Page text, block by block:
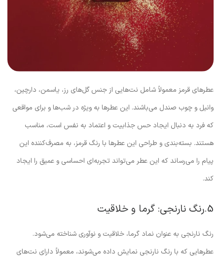
عطرهای قرمز معمولاً شامل نت‌هایی از جنس گل‌های رز، یاسمن، دارچین،
وانیل و چوب صندل می‌باشند. این عطرها به ویژه در شب‌ها و برای مواقعی
که فرد به دنبال ایجاد حس جذابیت و اعتماد به نفس است، مناسب
هستند. بسته‌بندی و طراحی این عطرها با رنگ قرمز، به مصرف‌کننده این
پیام را می‌رساند که این عطر می‌تواند تجربه‌ای احساسی و عمیق را ایجاد
کند.
5.رنگ نارنجی: گرما و خلاقیت
رنگ نارنجی به عنوان نماد گرما، خلاقیت و نوآوری شناخته می‌شود.
عطرهایی که با رنگ نارنجی نمایش داده می‌شوند، معمولاً دارای نت‌های